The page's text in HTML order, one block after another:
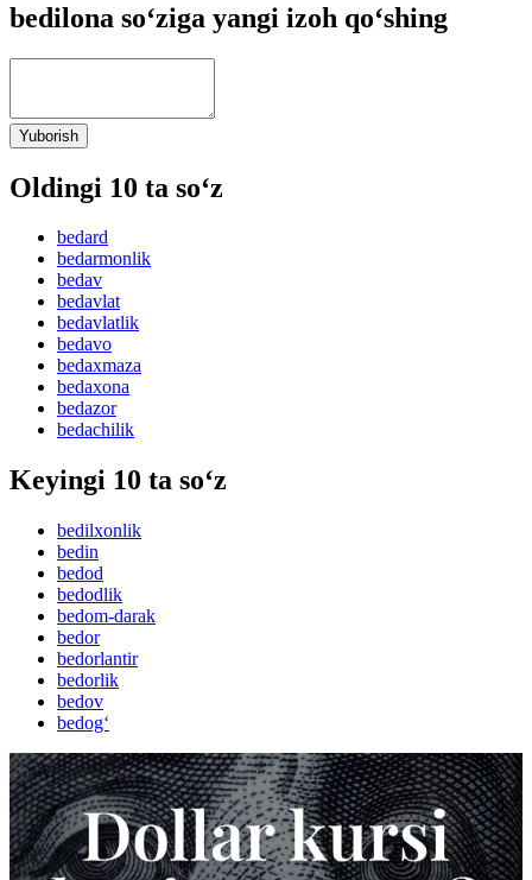
bedilona so‘ziga yangi izoh qo‘shing
Yuborish
Oldingi 10 ta so‘z
bedard
bedarmonlik
bedav
bedavlat
bedavlatlik
bedavo
bedaxmaza
bedaxona
bedazor
bedachilik
Keyingi 10 ta so‘z
bedilxonlik
bedin
bedod
bedodlik
bedom-darak
bedor
bedorlantir
bedorlik
bedov
bedog‘